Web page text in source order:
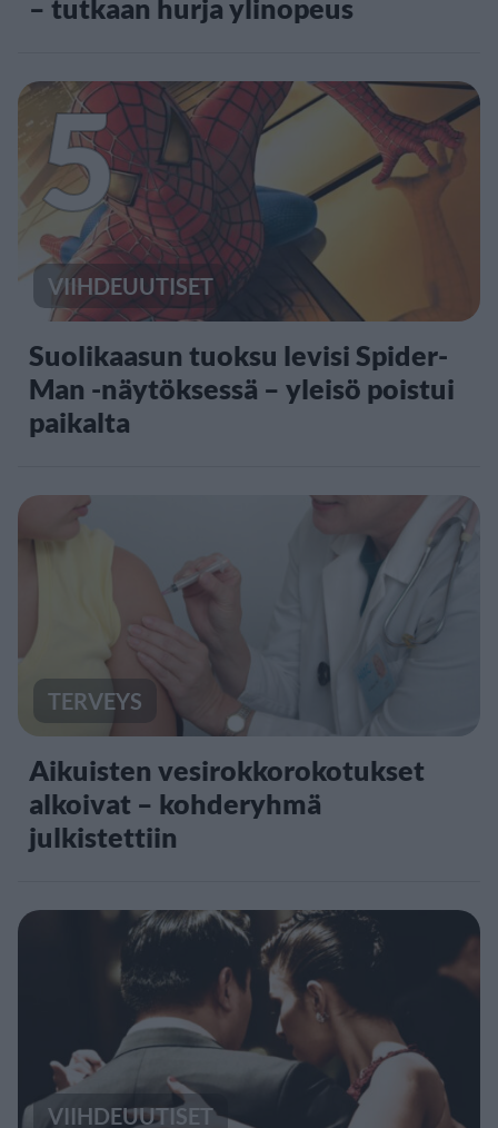
– tutkaan hurja ylinopeus
5
VIIHDEUUTISET
Suolikaasun tuoksu levisi Spider-
Man -näytöksessä – yleisö poistui
paikalta
TERVEYS
Aikuisten vesirokkorokotukset
alkoivat – kohderyhmä
julkistettiin
VIIHDEUUTISET